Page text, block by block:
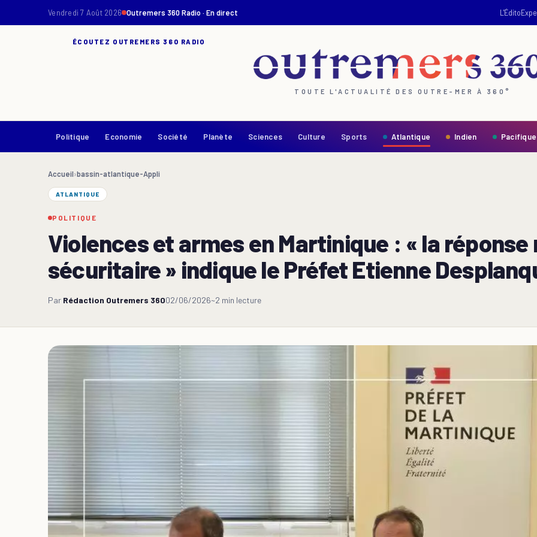
Vendredi 7 Août 2026 Outremers 360 Radio · En direct L'Édito
ÉCOUTEZ OUTREMERS 360 RADIO
TOUTE L'ACTUALITÉ DES OUTRE-MER À 360°
Politique Economie Société Planète Sciences Culture Sports Atlantique Indien Pacifique
Accueil›bassin-atlantique-Appli
ATLANTIQUE
POLITIQUE
Violences et armes en Martinique : « la
sécuritaire » indique le Préfet Etienne
Par Rédaction Outremers 36002/06/2026~2 min lecture